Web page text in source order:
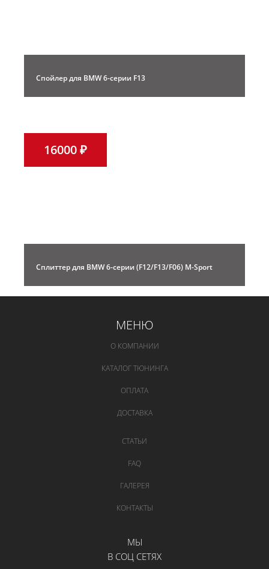
Спойлер для BMW 6-серии F13
16000 ₽
Сплиттер для BMW 6-серии (F12/F13/F06) M-Sport
МЕНЮ
О КОМПАНИИ
КАТАЛОГ ТЮНИНГА
ОПЛАТА
ДОСТАВКА
СТАТЬИ
FAQ
ГАЛЕРЕЯ
КОНТАКТЫ
МЫ
В СОЦ СЕТЯХ